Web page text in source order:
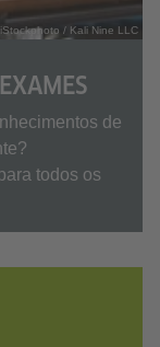
/ Kali Nine LLC
de
todos os